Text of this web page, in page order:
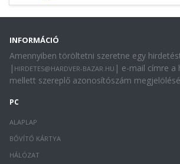
INFORMÁCIÓ
Amennyiben töröltetni szeretne egy
| HIRDETES@HARDVER-BAZAR.HU | e-mail címre a
mellett szereplő azonosítószám
PC
ALAPLAP
BŐVÍTŐ KÁRTYA
HÁLÓZAT